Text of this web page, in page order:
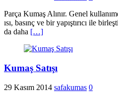
Parça Kumaş Alınır. Genel
ısı, basınç ve bir yapıştırıcı ile
da daha […]
Kumaş Satışı
29 Kasım 2014 safakumas 0